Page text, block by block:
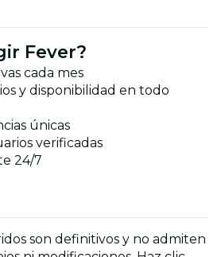
Fever?
cada mes
y disponibilidad en todo
únicas
verificadas
24/7
son definitivos y no admiten